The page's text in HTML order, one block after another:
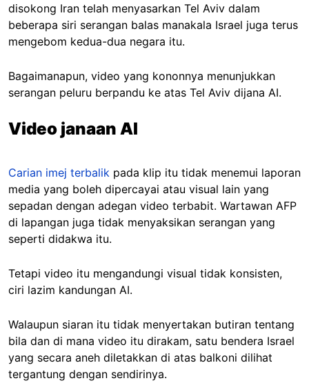
disokong Iran telah menyasarkan Tel Aviv dalam
beberapa siri serangan balas manakala Israel juga terus
mengebom kedua-dua negara itu.
Bagaimanapun, video yang kononnya menunjukkan
serangan peluru berpandu ke atas Tel Aviv dijana AI.
Video janaan AI
Carian imej terbalik pada klip itu tidak menemui laporan
media yang boleh dipercayai atau visual lain yang
sepadan dengan adegan video terbabit. Wartawan AFP
di lapangan juga tidak menyaksikan serangan yang
seperti didakwa itu.
Tetapi video itu mengandungi visual tidak konsisten,
ciri lazim kandungan AI.
Walaupun siaran itu tidak menyertakan butiran tentang
bila dan di mana video itu dirakam, satu bendera Israel
yang secara aneh diletakkan di atas balkoni dilihat
tergantung dengan sendirinya.